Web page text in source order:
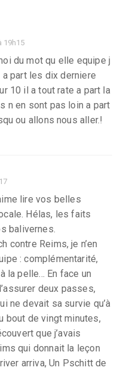
19h15
du mot qu elle equipe j
part les dix derniere
10 il a tout rate a part la
n en sont pas loin a part
ou allons nous aller.!
lire vos belles
Hélas, les faits
balivernes.
contre Reims, je n’en
: complémentarité,
la pelle... En face un
deux passes,
ne devait sa survie qu’à
bout de vingt minutes,
que j’avais
qui donnait la leçon
arriva, Un Pschitt de